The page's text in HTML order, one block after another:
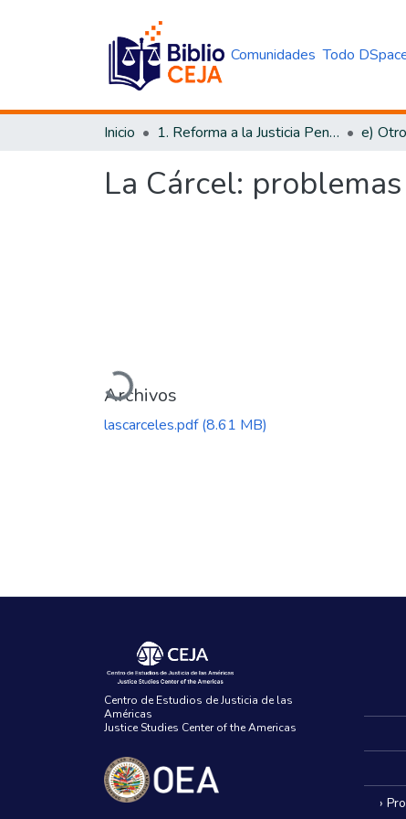
Comunidades Todo
Inicio 1. Reforma a la Justicia Penal e)
La Cárcel:
Cargando...
Archivos
lascarceles.pdf(8.61 MB)
Centro de Estudios de Justicia de las
Américas
Justice Studies Center of the Americas
›